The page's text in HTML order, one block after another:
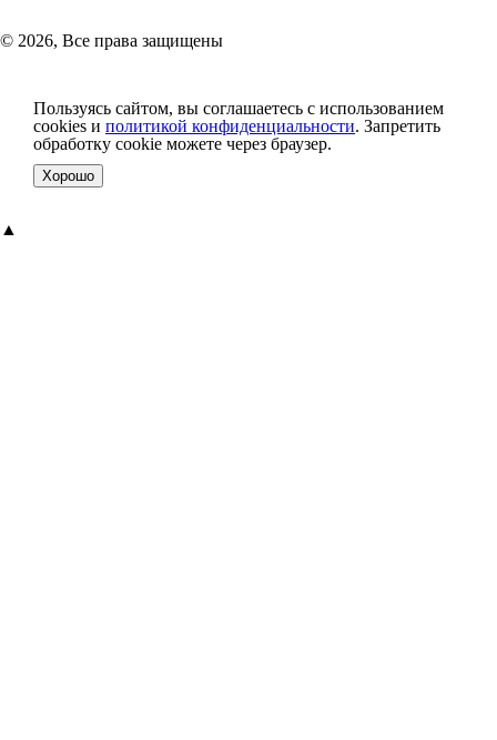
© 2026, Все права защищены
Пользуясь сайтом, вы соглашаетесь с использованием
cookies и политикой конфиденциальности. Запретить
обработку cookie можете через браузер.
Хорошо
▲